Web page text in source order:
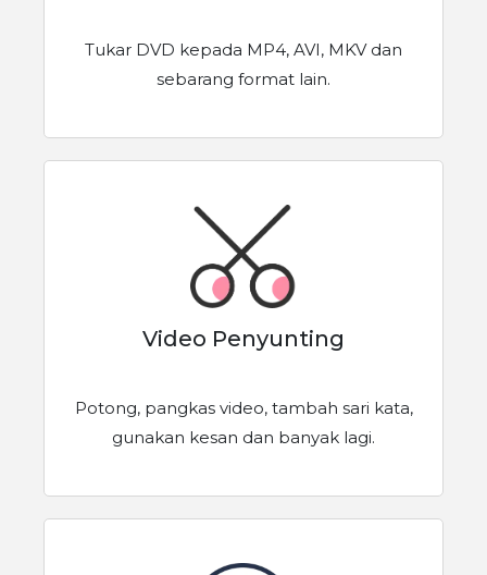
Tukar DVD kepada MP4, AVI, MKV dan
sebarang format lain.
Video Penyunting
Potong, pangkas video, tambah sari kata,
gunakan kesan dan banyak lagi.